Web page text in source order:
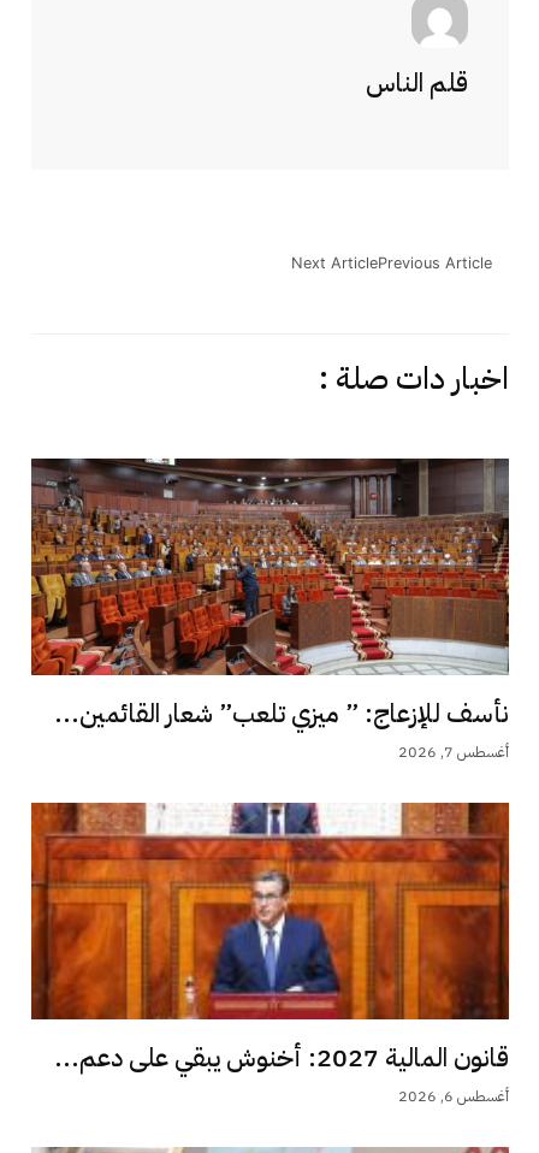
قلم الناس
Previous Article
Next Article
اخبار دات صلة :
نأسف للإزعاج: ” ميزي تلعب” شعار القائمين...
أغسطس 7, 2026
قانون المالية 2027: أخنوش يبقي على دعم...
أغسطس 6, 2026